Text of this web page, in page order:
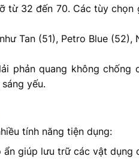
từ 32 đến 70. Các tùy
Tan (51), Petro Blue
phản quang không
yếu.
tính năng tiện dụng:
ẩn giúp lưu trữ các vật dụng